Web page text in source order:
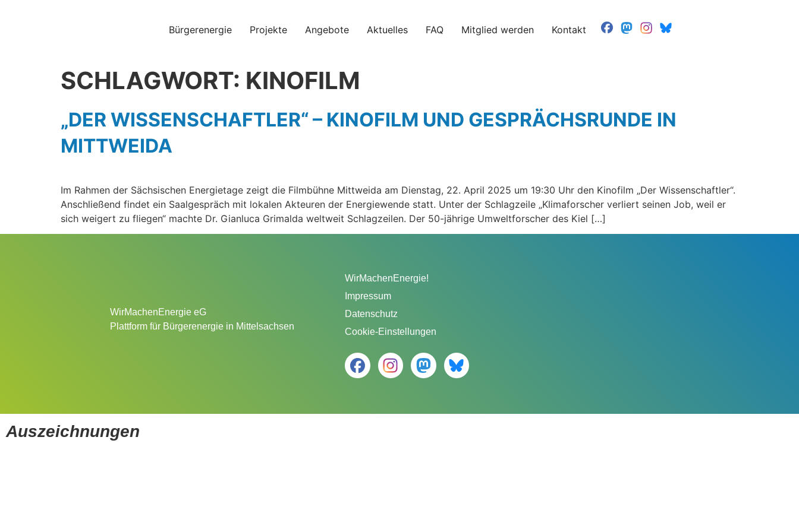
Bürgerenergie Projekte Angebote Aktuelles FAQ Mitglied werden Kontakt
SCHLAGWORT: KINOFILM
„DER WISSENSCHAFTLER“ – KINOFILM UND GESPRÄCHSRUNDE IN
MITTWEIDA
Im Rahmen der Sächsischen Energietage zeigt die Filmbühne Mittweida am Dienstag, 22. April 2025 um 19:30 Uhr den Kinofilm „Der Wissenschaftler“.
Anschließend findet ein Saalgespräch mit lokalen Akteuren der Energiewende statt. Unter der Schlagzeile „Klimaforscher verliert seinen Job, weil er
sich weigert zu fliegen“ machte Dr. Gianluca Grimalda weltweit Schlagzeilen. Der 50-jährige Umweltforscher des Kiel […]
WirMachenEnergie eG
Plattform für Bürgerenergie in Mittelsachsen
WirMachenEnergie!
Impressum
Datenschutz
Cookie-Einstellungen
Auszeichnungen